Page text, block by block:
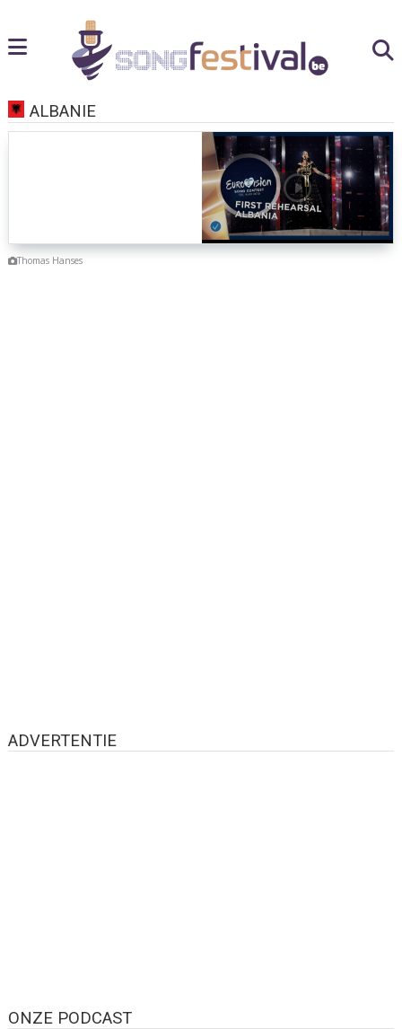
ALBANIE
Thomas Hanses
ADVERTENTIE
ONZE PODCAST